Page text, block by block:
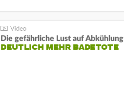
Die gefährliche Lust auf Abkühlung
DEUTLICH MEHR BADETOTE